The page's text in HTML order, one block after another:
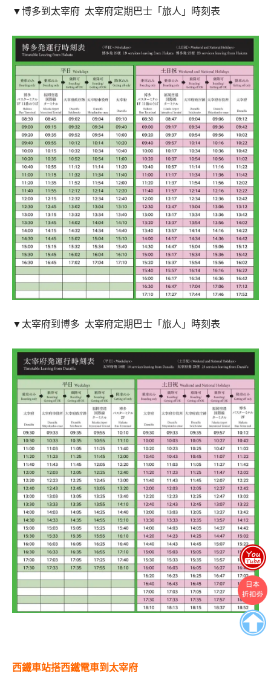
▼博多到太宰府 太宰府定期巴士「旅人」時刻表
▼太宰府到博多 太宰府定期巴士「旅人」時刻表
西鐵車站搭西鐵電車到太宰府